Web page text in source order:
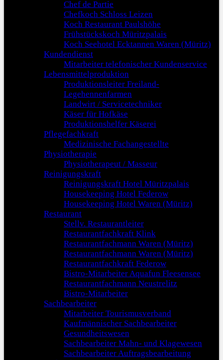
Chef de Partie
Chefkoch Schloss Leizen
Koch Restaurant Paulshöhe
Frühstückskoch Müritzpalais
Koch Seehotel Ecktannen Waren (Müritz)
Kundendienst
Mitarbeiter telefonischer Kundenservice
Lebensmittelproduktion
Produktionsleiter Freiland-
Legehennenfarmen
Landwirt / Servicetechniker
Käser für Hofkäse
Produktionshelfer Käserei
Pflegefachkraft
Medizinische Fachangestellte
Physiotherapie
Physiotherapeut / Masseur
Reinigungskraft
Reinigungskraft Hotel Müritzpalais
Housekeeping Hotel Federow
Housekeeping Hotel Waren (Müritz)
Restaurant
Stellv. Restaurantleiter
Restaurantfachkraft Klink
Restaurantfachmann Waren (Müritz)
Restaurantfachmann Waren (Müritz)
Restaurantfachkraft Federow
Bistro-Mitarbeiter Aquafun Fleesensee
Restaurantfachmann Neustrelitz
Bistro-Mitarbeiter
Sachbearbeiter
Mitarbeiter Tourismusverband
Kaufmännischer Sachbearbeiter
Gesundheitswesen
Sachbearbeiter Mahn- und Klagewesen
Sachbearbeiter Auftragsbearbeitung